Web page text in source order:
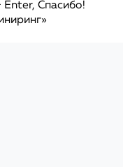
Спасибо!